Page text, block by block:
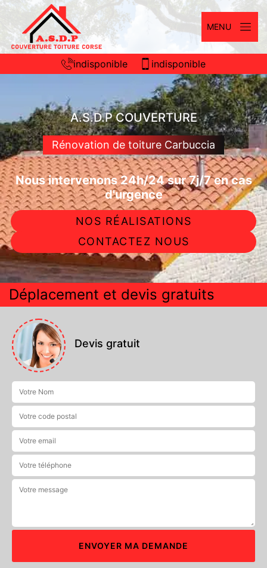
MENU
indisponible indisponible
A.S.D.P COUVERTURE
Rénovation de toiture Carbuccia
Nous intervenons 24h/24 sur 7j/7 en cas
d'urgence
NOS RÉALISATIONS
CONTACTEZ NOUS
Déplacement et devis gratuits
Devis gratuit